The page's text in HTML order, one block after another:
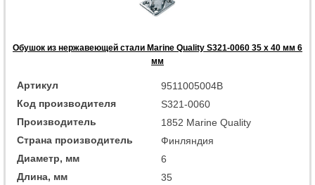
Обушок из нержавеющей стали Marine Quality S321-0060 35 x 40 мм 6
мм
Артикул
9511005004B
Код производителя
S321-0060
Производитель
1852 Marine Quality
Страна производитель
Финляндия
Диаметр, мм
6
Длина, мм
35